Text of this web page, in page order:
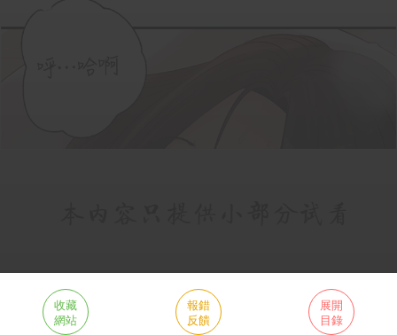
收藏
網站
報錯
反饋
展開
目錄